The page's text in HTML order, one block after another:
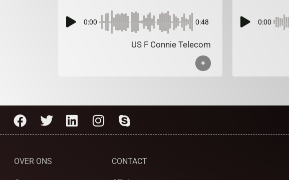
0:00 0:48
US F Connie Telecom
+
0:00
OVER ONS CONTACT